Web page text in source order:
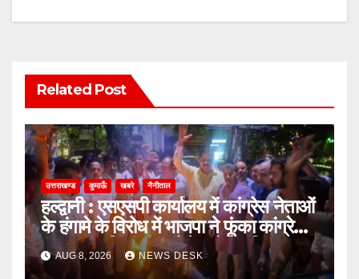
Related Post
उत्तराखण्ड कुमाऊँ खबरे नैनीताल
हल्द्वानी : एसएसपी कार्यालय में कांग्रेस नेताओं
के हंगामे के विरोध में भाजपा ने फूंका कांग्रेस
का पुतला, जिलाध्यक्ष बोले- लोकतांत्रिक
मर्यादाओं का हुआ उल्लंघन
AUG 8, 2026 NEWS DESK